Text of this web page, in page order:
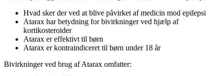
Hvad sker der ved at blive påvirket af medicin mod epilepsi
Atarax har betydning for bivirkninger ved hjælp af
kortikosteroider
Atarax er effektivt til børn
Atarax er kontraindiceret til børn under 18 år
Bivirkninger ved brug af Atarax omfatter: